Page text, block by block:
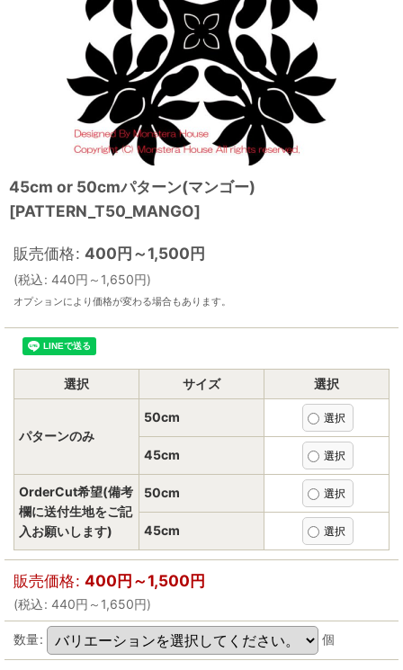
45cm or 50cmパターン(マンゴー)
[PATTERN_T50_MANGO]
販売価格: 400円～1,500円
(税込: 440円 ～1,650円)
オプションにより価格が変わる場合もあります。
選択 サイズ 選択
パターンのみ
50cm
45cm
OrderCut希望(備考
欄に送付生地をご記
入お願いします)
50cm
45cm
販売価格: 400円～1,500円
(税込: 440円 ～1,650円)
数量: 個